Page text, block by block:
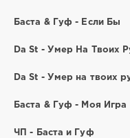
Баста & Гуф - Если Бы
Da St - Умер На Твоих
Da St - Умер на твоих
Баста & Гуф - Моя Игра
ЧП - Баста и Гуф